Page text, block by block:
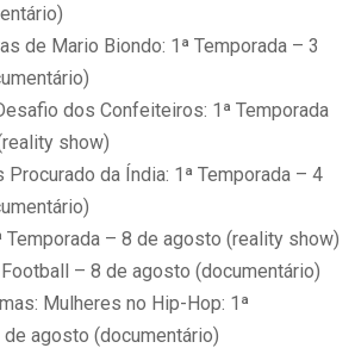
de Mario Biondo: 1ª Temporada – 3
dos Confeiteiros: 1ª Temporada
show)
Procurado da Índia: 1ª Temporada – 4
Temporada – 8 de agosto (reality show)
– 8 de agosto (documentário)
Mulheres no Hip-Hop: 1ª
agosto (documentário)